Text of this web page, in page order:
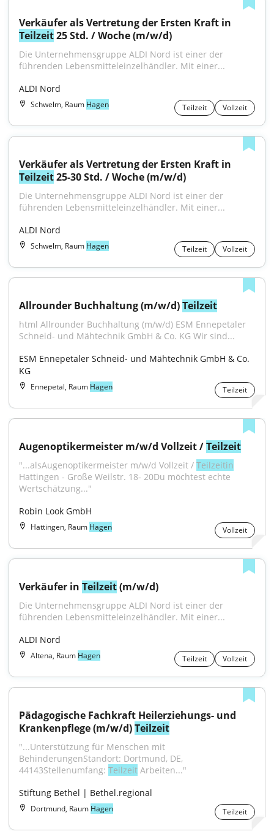
Teilzeit 25 Std. / Woche (m/w/d)
Die Unternehmensgruppe ALDI Nord ist einer der
führenden Lebensmitteleinzelhändler. Mit einer...
ALDI Nord
Schwelm, Raum Hagen Teilzeit Vollzeit
Teilzeit 25-30 Std. / Woche (m/w/d)
Die Unternehmensgruppe ALDI Nord ist einer der
führenden Lebensmitteleinzelhändler. Mit einer...
ALDI Nord
Schwelm, Raum Hagen Teilzeit Vollzeit
Allrounder Buchhaltung (m/w/d) Teilzeit
html Allrounder Buchhaltung (m/w/d) ESM Ennepetaler
Schneid- und Mähtechnik GmbH & Co. KG Wir sind...
ESM Ennepetaler Schneid- und Mähtechnik GmbH & Co.
KG
Ennepetal, Raum Hagen Teilzeit
Augenoptikermeister m/w/d Vollzeit / Teilzeit
"...alsAugenoptikermeister m/w/d Vollzeit / Teilzeitin
Hattingen - Große Weilstr. 18- 20Du möchtest echte
Wertschätzung..."
Robin Look GmbH
Hattingen, Raum Hagen Vollzeit
Verkäufer in Teilzeit (m/w/d)
Die Unternehmensgruppe ALDI Nord ist einer der
führenden Lebensmitteleinzelhändler. Mit einer...
ALDI Nord
Altena, Raum Hagen Teilzeit Vollzeit
Pädagogische Fachkraft Heilerziehungs- und
Krankenpflege (m/w/d) Teilzeit
"...Unterstützung für Menschen mit
BehinderungenStandort: Dortmund, DE,
44143Stellenumfang: Teilzeit Arbeiten..."
Stiftung Bethel | Bethel.regional
Dortmund, Raum Hagen Teilzeit